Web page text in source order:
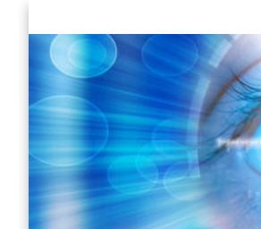
to
content
vinivida.lk